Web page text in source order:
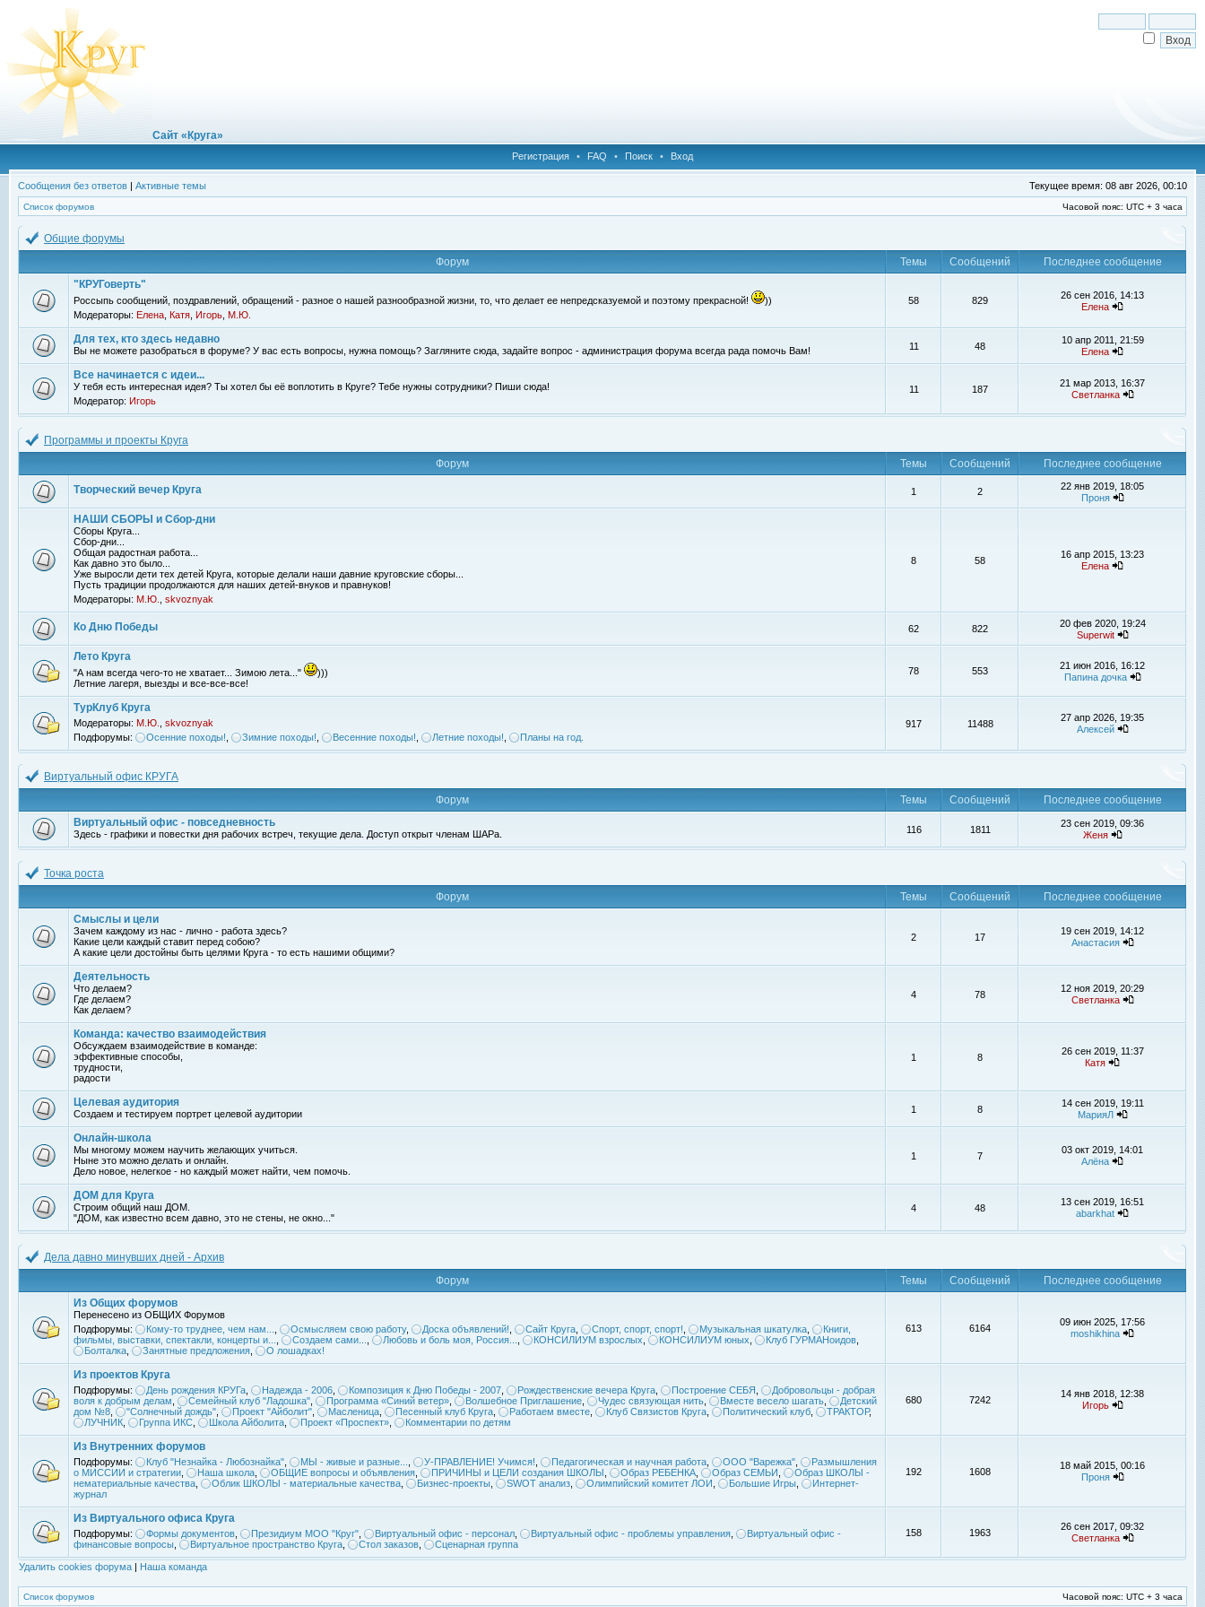
Сайт «Круга»
Регистрация • FAQ • Поиск • Вход
Сообщения без ответов | Активные темы Текущее время: 08 авг 2026, 00:10
Список форумов Часовой пояс: UTC + 3 часа
Общие форумы
Форум
Темы Сообщений
Последнее сообщение
"КРУГоверть"
Россыпь сообщений, поздравлений, обращений - разное о нашей разнообразной жизни, то, что делает ее непредсказуемой и поэтому прекрасной!
))
Модераторы: Елена Катя Игорь М.Ю.
58 829
26 сен 2016, 14:13
Елена
Для тех, кто здесь недавно
Вы не можете разобраться в форуме? У вас есть вопросы, нужна помощь? Загляните сюда, задайте вопрос - администрация форума всегда рада помочь Вам! 11 48
10 апр 2011, 21:59
Елена
Все начинается с идеи...
У тебя есть интересная идея? Ты хотел бы её воплотить в Круге? Тебе нужны сотрудники? Пиши сюда!
Модератор: Игорь
11 187
21 мар 2013, 16:37
Светланка
Программы и проекты Круга
Форум
Темы Сообщений Последнее сообщение
Творческий вечер Круга 1 2
22 янв 2019, 18:05
Проня
НАШИ СБОРЫ и Сбор-дни
Сборы Круга...
Сбор-дни...
Общая радостная работа...
Как давно это было...
Уже выросли дети тех детей Круга, которые делали наши давние круговские сборы...
Пусть традиции продолжаются для наших детей-внуков и правнуков!
Модераторы: М.Ю. skvoznyak
8 58
16 апр 2015, 13:23
Елена
Ко Дню Победы 62 822
20 фев 2020, 19:24
Superwit
Лето Круга
"А нам всегда чего-то не хватает... Зимою лета..."
)))
Летние лагеря, выезды и все-все-все!
78 553
21 июн 2016, 16:12
Папина дочка
ТурКлуб Круга
Модераторы: М.Ю.
skvoznyak
Подфорумы:
Осенние походы! Зимние походы! Весенние походы! Летние походы! Планы на год.
917 11488
27 апр 2026, 19:35
Алексей
Виртуальный офис КРУГА
Форум
Темы Сообщений
Последнее сообщение
Виртуальный офис - повседневность
Здесь - графики и повестки дня рабочих встреч, текущие дела. Доступ открыт членам ШАРа. 116 1811
23 сен 2019, 09:36
Женя
Точка роста
Форум
Темы Сообщений
Последнее сообщение
Смыслы и цели
Зачем каждому из нас - лично - работа здесь?
Какие цели каждый ставит перед собою?
А какие цели достойны быть целями Круга - то есть нашими общими?
2 17
19 сен 2019, 14:12
Анастасия
Деятельность
Что делаем?
Где делаем?
Как делаем?
4 78
12 ноя 2019, 20:29
Светланка
Команда: качество взаимодействия
Обсуждаем взаимодействие в команде:
эффективные способы,
трудности,
радости
1 8
26 сен 2019, 11:37
Катя
Целевая аудитория
Создаем и тестируем портрет целевой аудитории 1 8
14 сен 2019, 19:11
МарияЛ
Онлайн-школа
Мы многому можем научить желающих учиться.
Ныне это можно делать и онлайн.
Дело новое, нелегкое - но каждый может найти, чем помочь.
1 7
03 окт 2019, 14:01
Алёна
ДОМ для Круга
Строим общий наш ДОМ.
"ДОМ, как известно всем давно, это не стены, не окно..."
4 48
13 сен 2019, 16:51
abarkhat
Дела давно минувших дней - Архив
Форум
Темы Сообщений
Последнее сообщение
Из Общих форумов
Перенесено из ОБЩИХ Форумов
Подфорумы:
Кому-то труднее, чем нам... Осмысляем свою работу, Доска объявлений! Сайт Круга Спорт, спорт, спорт! Музыкальная шкатулка
Книги,
фильмы, выставки, спектакли, концерты и...
Создаем сами... Любовь и боль моя, Россия... КОНСИЛИУМ взрослых КОНСИЛИУМ юных Клуб ГУРМАНоидов
Болталка
Занятные предложения О лошадках!
613 6164
09 июн 2025, 17:56
moshikhina
Из проектов Круга
Подфорумы: День рождения КРУГа Надежда - 2006 Композиция к Дню Победы - 2007 Рождественские вечера Круга Построение СЕБЯ
Добровольцы - добрая
воля к добрым делам
Семейный клуб "Ладошка" Программа «Синий ветер» Волшебное Приглашение Чудес связующая нить Вместе весело шагать
Детский
дом №8
"Солнечный дождь" Проект "Айболит" Масленица Песенный клуб Круга Работаем вместе Клуб Связистов Круга Политический клуб ТРАКТОР,
ЛУЧНИК
Группа ИКС Школа Айболита Проект «Проспект» Комментарии по детям
680 7242
14 янв 2018, 12:38
Игорь
Из Внутренних форумов
Подфорумы: Клуб "Незнайка - Любознайка" МЫ - живые и разные... У-ПРАВЛЕНИЕ! Учимся! Педагогическая и научная работа ООО "Варежка"
Размышления
о МИССИИ и стратегии
Наша школа ОБЩИЕ вопросы и объявления ПРИЧИНЫ и ЦЕЛИ создания ШКОЛЫ Образ РЕБЕНКА Образ СЕМЬИ
Образ ШКОЛЫ -
нематериальные качества
Облик ШКОЛЫ - материальные качества Бизнес-проекты SWOT анализ Олимпийский комитет ЛОИ Большие Игры
Интернет-
журнал
192 1608
18 май 2015, 00:16
Проня
Из Виртуального офиса Круга
Подфорумы: Формы документов Президиум МОО "Круг" Виртуальный офис - персонал Виртуальный офис - проблемы управления
Виртуальный офис -
финансовые вопросы
Виртуальное пространство Круга Стол заказов Сценарная группа
158 1963
26 сен 2017, 09:32
Светланка
Удалить cookies форума | Наша команда
Список форумов Часовой пояс: UTC + 3 часа